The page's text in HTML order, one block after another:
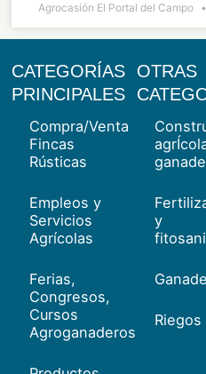
Agrocasión El Portal del Campo
CATEGORÍAS
PRINCIPALES
Compra/Venta
Fincas
Rústicas
Empleos y
Servicios
Agrícolas
Ferias,
Congresos,
Cursos
Agroganaderos
OTRAS
y
Riegos